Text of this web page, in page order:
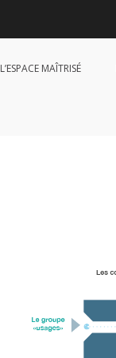
L’ESPACE MAÎTRISÉ